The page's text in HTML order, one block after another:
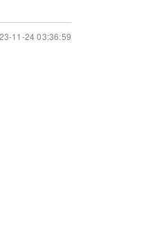
11-24 03:36:59